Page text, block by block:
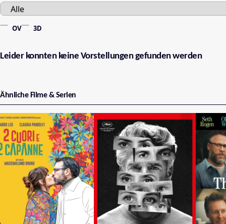
OV 3D
Leider konnten keine Vorstellungen gefunden werden
Ähnliche Filme & Serien